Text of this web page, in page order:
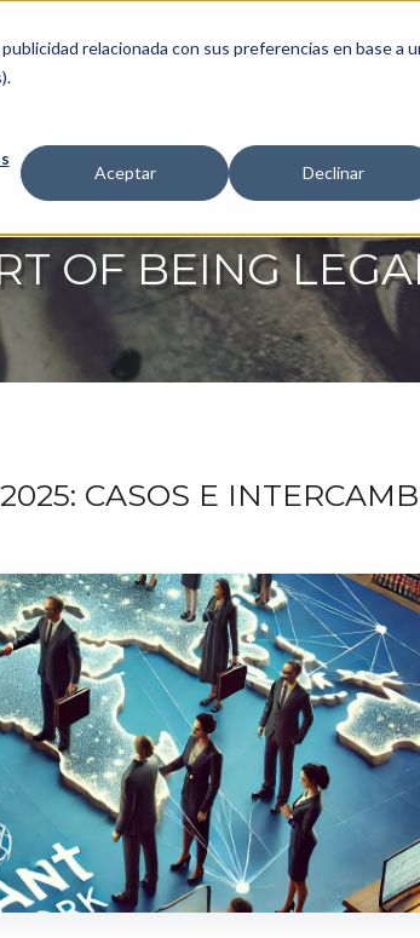
relacionada con sus preferencias en base a
Aceptar Declinar
OF BEING
CASOS E